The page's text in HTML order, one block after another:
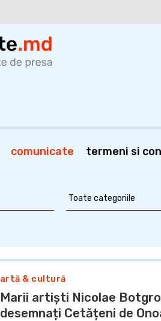
comunicate termeni si
artă & cultură
Marii artiști Nicolae
desemnați Cetățeni de